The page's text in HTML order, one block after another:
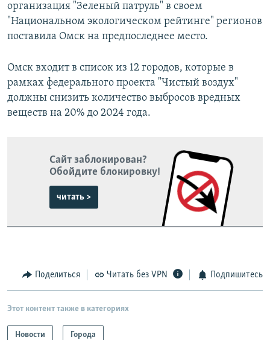
организация "Зеленый патруль" в своем
"Национальном экологическом рейтинге" регионов
поставила Омск на предпоследнее место.
Омск входит в список из 12 городов, которые в
рамках федерального проекта "Чистый воздух"
должны снизить количество выбросов вредных
веществ на 20% до 2024 года.
Сайт заблокирован?
Обойдите блокировку!
читать >
Поделиться Читать без VPN Подпишитесь
Этот контент также в категориях
Новости Города